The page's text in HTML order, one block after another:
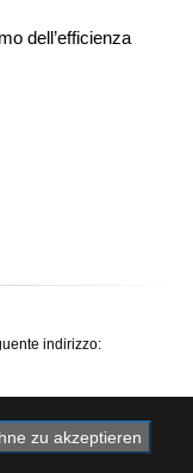
dell’efficienza
indirizzo:
zu akzeptieren